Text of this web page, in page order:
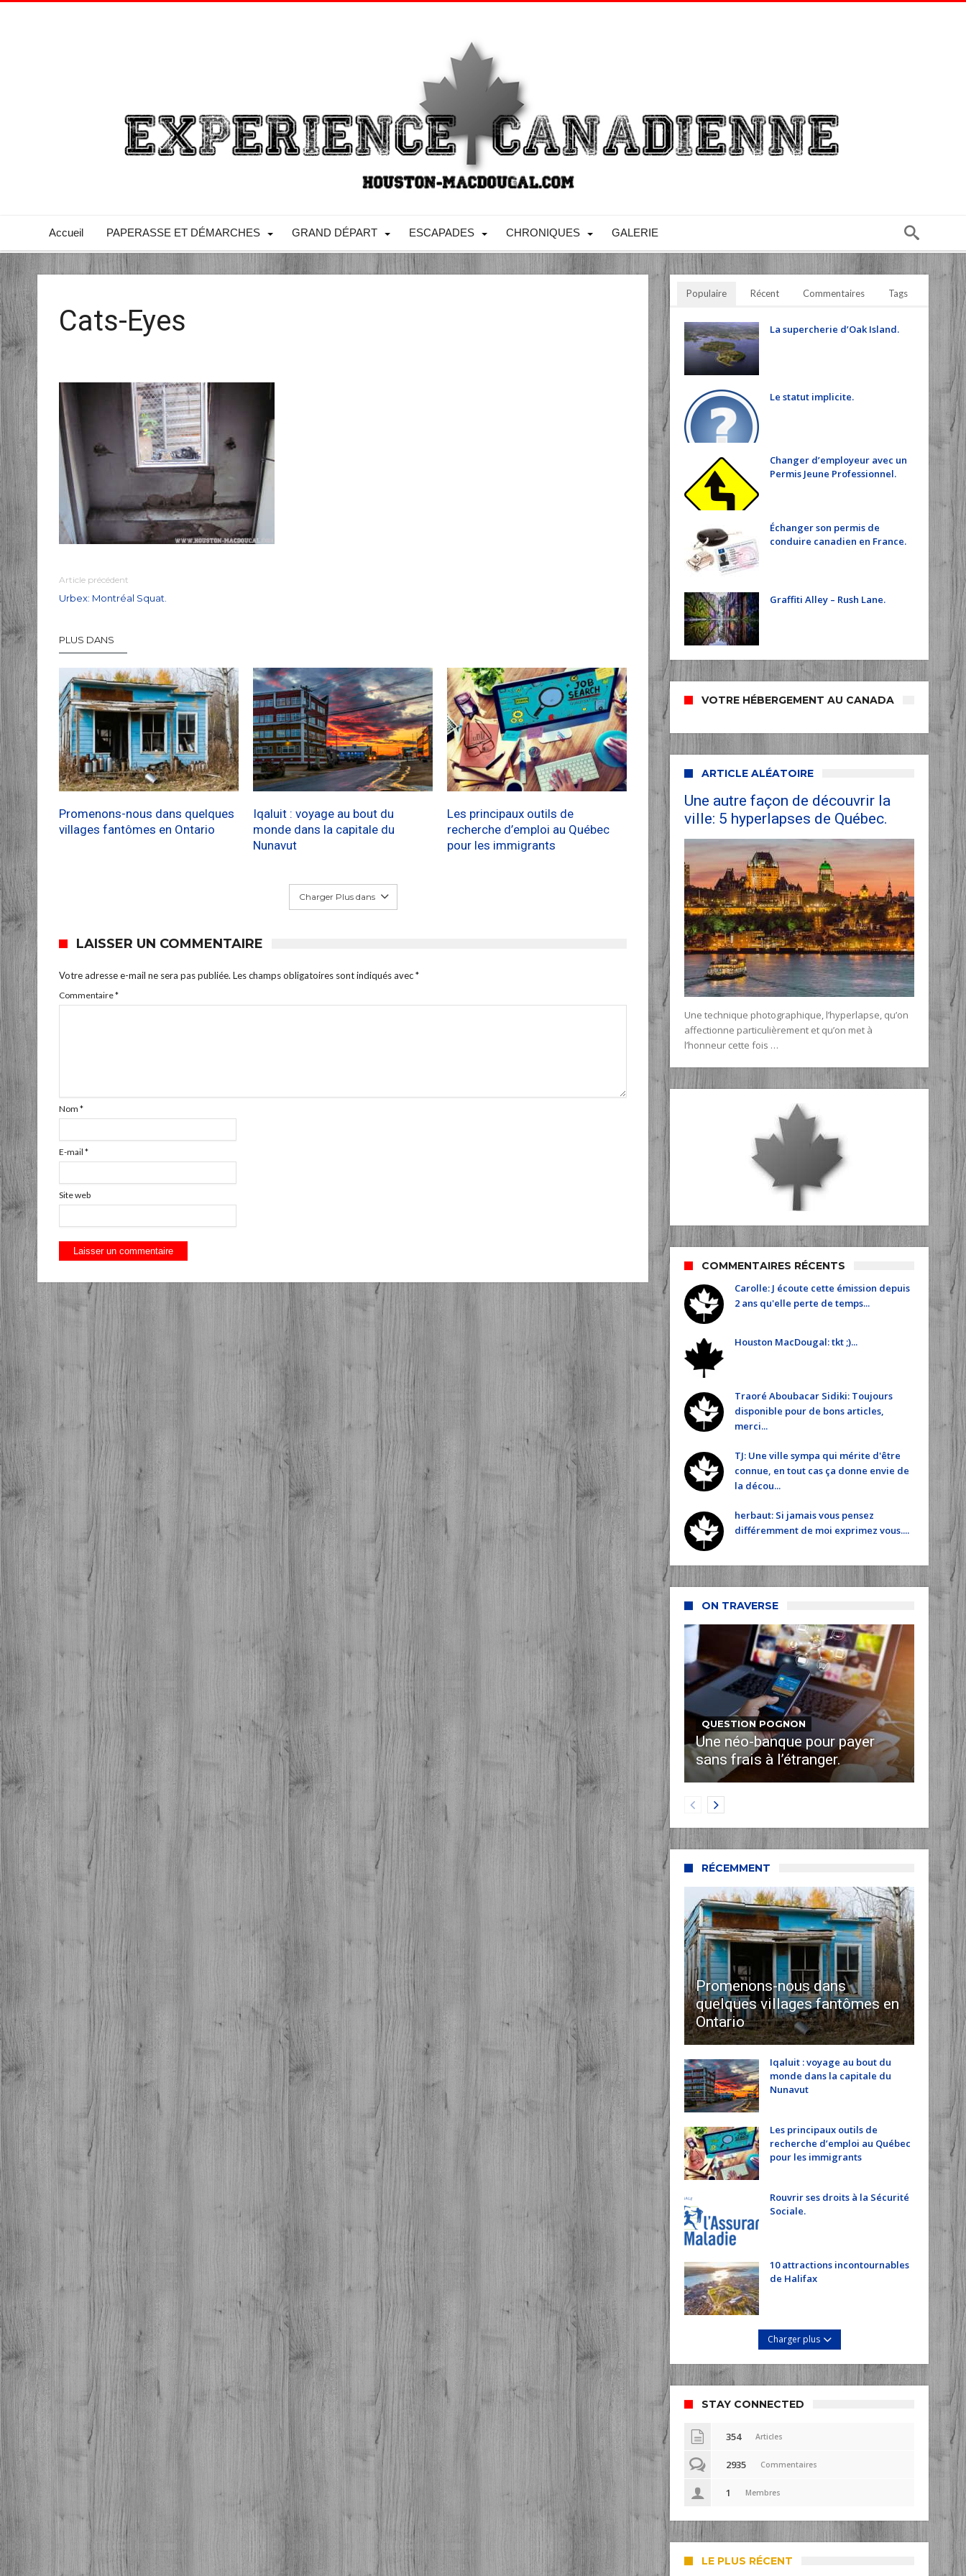
Accueil PAPERASSE ET DÉMARCHES GRAND DÉPART ESCAPADES CHRONIQUES GALERIE
Cats-Eyes
Article précédent
Urbex: Montréal Squat.
PLUS DANS
Promenons-nous dans quelques
villages fantômes en Ontario
Iqaluit : voyage au bout du
monde dans la capitale du
Nunavut
Les principaux outils de
recherche d’emploi au Québec
pour les immigrants
Charger Plus dans
LAISSER UN COMMENTAIRE
Votre adresse e-mail ne sera pas publiée. Les champs obligatoires sont indiqués avec*
Commentaire*
Nom *
E-mail *
Site web
Populaire Récent Commentaires Tags
La supercherie d’Oak Island.
Le statut implicite.
Changer d’employeur avec un
Permis Jeune Professionnel.
Échanger son permis de
conduire canadien en France.
Graffiti Alley – Rush Lane.
VOTRE HÉBERGEMENT AU CANADA
ARTICLE ALÉATOIRE
Une autre façon de découvrir la
ville: 5 hyperlapses de Québec.
Une technique photographique, l’hyperlapse, qu’on
affectionne particulièrement et qu’on met à
l’honneur cette fois …
COMMENTAIRES RÉCENTS
Carolle: J écoute cette émission depuis
2 ans qu'elle perte de temps...
Houston MacDougal: tkt ;)...
Traoré Aboubacar Sidiki: Toujours
disponible pour de bons articles,
merci...
TJ: Une ville sympa qui mérite d'être
connue, en tout cas ça donne envie de
la décou...
herbaut: Si jamais vous pensez
différemment de moi exprimez vous....
ON TRAVERSE
QUESTION POGNON
Une néo-banque pour payer
sans frais à l’étranger.
RÉCEMMENT
Promenons-nous dans
quelques villages fantômes en
Ontario
Iqaluit : voyage au bout du
monde dans la capitale du
Nunavut
Les principaux outils de
recherche d’emploi au Québec
pour les immigrants
Rouvrir ses droits à la Sécurité
Sociale.
10 attractions incontournables
de Halifax
Charger plus
STAY CONNECTED
354 Articles
2935 Commentaires
1 Membres
LE PLUS RÉCENT